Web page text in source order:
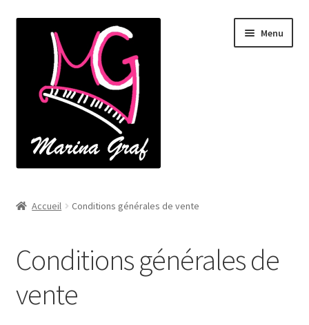
navigation
contenu
Menu
Catalogue
Cours de piano
Accueil Conditions générales de vente
Conditions générales de
vente